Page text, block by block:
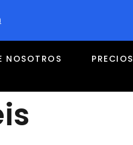
NOSOTROS PRECIOS